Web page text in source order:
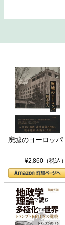
廃墟のヨーロッパ
¥2,860（税込）